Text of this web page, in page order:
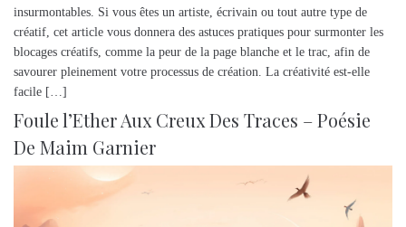
insurmontables. Si vous êtes un artiste, écrivain ou tout autre type de
créatif, cet article vous donnera des astuces pratiques pour surmonter les
blocages créatifs, comme la peur de la page blanche et le trac, afin de
savourer pleinement votre processus de création. La créativité est-elle
facile […]
Foule l’Ether Aux Creux Des Traces – Poésie
De Maim Garnier